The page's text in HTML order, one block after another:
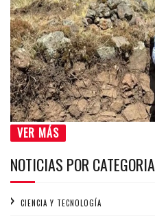
VER MÁS
NOTICIAS POR CATEGORIA
CIENCIA Y TECNOLOGÍA